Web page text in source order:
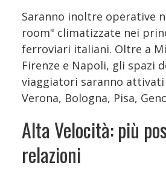
Saranno inoltre operative
room" climatizzate nei
ferroviari italiani. Oltre a
Firenze e Napoli, gli spazi
viaggiatori saranno attivati
Verona, Bologna, Pisa,
Alta Velocità: più
relazioni